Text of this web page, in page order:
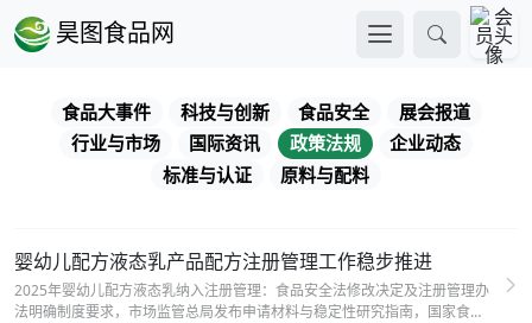
昊图食品网
食品大事件 科技与创新 食品安全
展会报道
行业与市场
国际资讯 政策法规
企业动态
标准与认证
原料与配料
婴幼儿配方液态乳产品配方注册管理工作稳步推进
2025年婴幼儿配方液态乳纳入注册管理：食品安全法修改决定及注册管理办
法明确制度要求，市场监管总局发布申请材料与稳定性研究指南，国家食检